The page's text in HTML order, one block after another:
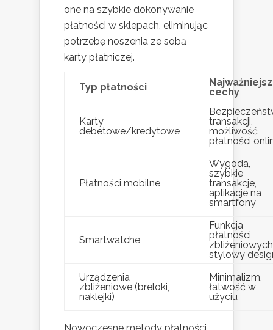
one na szybkie dokonywanie
płatności w sklepach, eliminując
potrzebę noszenia ze sobą
karty płatniczej.
Typ płatności
cechy
Karty
debetowe/kredytowe
transakcji,
możliwość
płatności
Płatności mobilne
Wygoda,
szybkie
transakcje,
aplikacje na
smartfony
Smartwatche
Funkcja
płatności
stylowy
Urządzenia
zbliżeniowe (breloki,
naklejki)
Minimalizm,
łatwość w
użyciu